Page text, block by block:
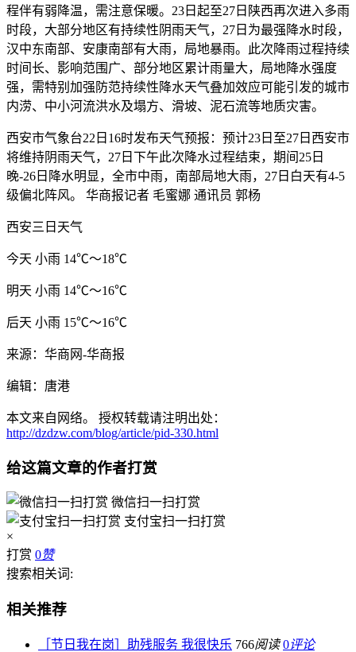
程伴有弱降温，需注意保暖。23日起至27日陕西再次进入多雨
时段，大部分地区有持续性阴雨天气，27日为最强降水时段，
汉中东南部、安康南部有大雨，局地暴雨。此次降雨过程持续
时间长、影响范围广、部分地区累计雨量大，局地降水强度
强，需特别加强防范持续性降水天气叠加效应可能引发的城市
内涝、中小河流洪水及塌方、滑坡、泥石流等地质灾害。
西安市气象台22日16时发布天气预报：预计23日至27日西安市
将维持阴雨天气，27日下午此次降水过程结束，期间25日
晚-26日降水明显，全市中雨，南部局地大雨，27日白天有4-5
级偏北阵风。 华商报记者 毛蜜娜 通讯员 郭杨
西安三日天气
今天 小雨 14℃～18℃
明天 小雨 14℃～16℃
后天 小雨 15℃～16℃
来源：华商网-华商报
编辑：唐港
本文来自网络。 授权转载请注明出处：
http://dzdzw.com/blog/article/pid-330.html
给这篇文章的作者打赏
微信扫一扫打赏
支付宝扫一扫打赏
×
打赏 0赞
搜索相关词:
相关推荐
［节日我在岗］助残服务 我很快乐 766阅读 0评论